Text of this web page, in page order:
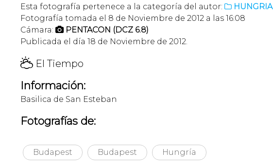
Esta fotografía pertenece a la categoría del autor:  HUNGRIA
Fotografía tomada el 8 de Noviembre de 2012 a las 16:08
Cámara:  PENTACON (DCZ 6.8)
Publicada el día 18 de Noviembre de 2012.
H El Tiempo
Información:
Basilica de San Esteban
Fotografías de:
Budapest Budapest Hungría